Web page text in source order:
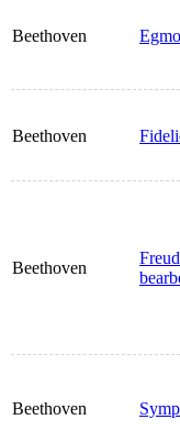
Beethoven
Beethoven
Beethoven
Beethoven